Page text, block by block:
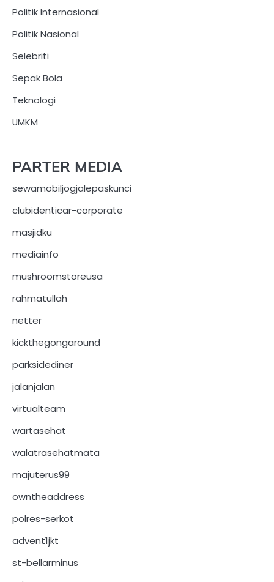
Politik Internasional
Politik Nasional
Selebriti
Sepak Bola
Teknologi
UMKM
PARTER MEDIA
sewamobiljogjalepaskunci
clubidenticar-corporate
masjidku
mediainfo
mushroomstoreusa
rahmatullah
netter
kickthegongaround
parksidediner
jalanjalan
virtualteam
wartasehat
walatrasehatmata
majuterus99
owntheaddress
polres-serkot
advent1jkt
st-bellarminus